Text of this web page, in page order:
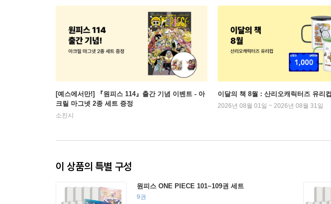
[예스에서만!] 『원피스 114』출간 기념 이벤트 - 아
크릴 마그넷 2종 세트 증정
소진시
이달의 책 8월 : 산리오캐릭터즈 유리컵
2026년 08월 01일 ~ 2026년 08월 31일
이 상품의 특별 구성
원피스 ONE PIECE 101~109권 세트
9권